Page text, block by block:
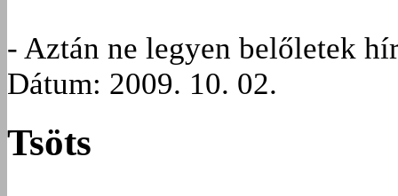
- Aztán ne legyen belőletek
Dátum: 2009. 10. 02.
Tsöts